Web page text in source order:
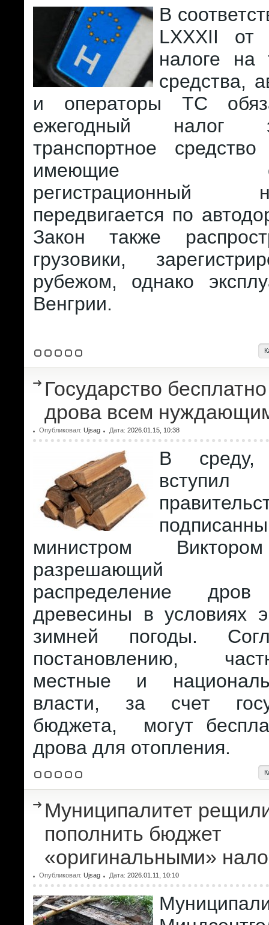
В
LXXXII от
налоге на
средства,
и операторы ТС
ежегодный налог
транспортное
имеющие
передвигается по
Закон также
грузовики,
рубежом, однако
Венгрии.
Государство
дрова всем
Опубликовал: Ujsag Дата: 2026.01.15, 10:38
В
министром
разрешающий
распределение
древесины в условиях
зимней погоды.
постановлению,
местные и
власти, за счет
бюджета, могут
дрова для отопления.
Муниципалитет
пополнить бюджет
«оригинальными»
Опубликовал: Ujsag Дата: 2026.01.11, 10:10